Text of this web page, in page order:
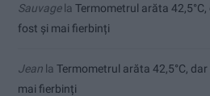
Sauvagela Termometrul arăta
fost și mai fierbinți
Jean la Termometrul arăta 42,5°C,
mai fierbinți